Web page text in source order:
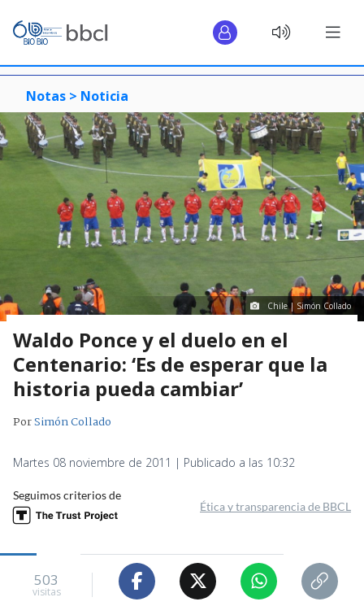
Notas > Noticia
Chile | Simón Collado
Waldo Ponce y el duelo en el
Centenario: ‘Es de esperar que la
historia pueda cambiar’
PorSimón Collado
Martes 08 noviembre de 2011 | Publicado a las 10:32
Seguimos criterios de
Ética y transparencia de BBCL
503
visitas